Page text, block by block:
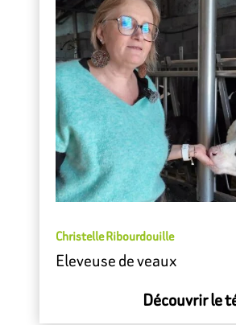
Christelle Ribourdouille
Eleveuse de veaux
Découvrir le